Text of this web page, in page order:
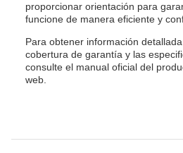
proporcionar orientación para
funcione de manera eficiente y
Para obtener información
cobertura de garantía y las
consulte el manual oficial del
web.